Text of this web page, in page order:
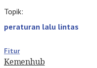
Topik:
peraturan lalu lintas
Fitur
Kemenhub